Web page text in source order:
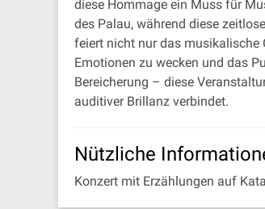
diese Hommage ein Muss für
des Palau, während diese
feiert nicht nur das musikalische
Emotionen zu wecken und das
Bereicherung – diese
auditiver Brillanz verbindet.
Nützliche
Konzert mit Erzählungen auf